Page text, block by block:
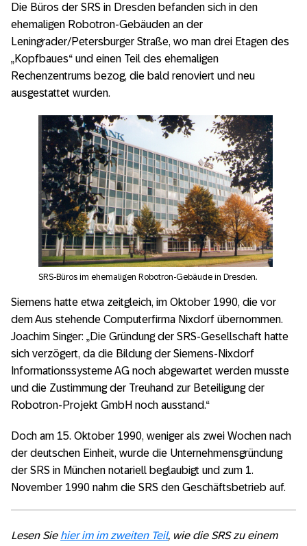
Die Büros der SRS in Dresden befanden sich in den
ehemaligen Robotron-Gebäuden an der
Leningrader/Petersburger Straße, wo man drei Etagen des
„Kopfbaues“ und einen Teil des ehemaligen
Rechenzentrums bezog, die bald renoviert und neu
ausgestattet wurden.
SRS-Büros im ehemaligen Robotron-Gebäude in Dresden.
Siemens hatte etwa zeitgleich, im Oktober 1990, die vor
dem Aus stehende Computerfirma Nixdorf übernommen.
Joachim Singer: „Die Gründung der SRS-Gesellschaft hatte
sich verzögert, da die Bildung der Siemens-Nixdorf
Informationssysteme AG noch abgewartet werden musste
und die Zustimmung der Treuhand zur Beteiligung der
Robotron-Projekt GmbH noch ausstand.“
Doch am 15. Oktober 1990, weniger als zwei Wochen nach
der deutschen Einheit, wurde die Unternehmensgründung
der SRS in München notariell beglaubigt und zum 1.
November 1990 nahm die SRS den Geschäftsbetrieb auf.
Lesen Sie hier im im zweiten Teil, wie die SRS zu einem